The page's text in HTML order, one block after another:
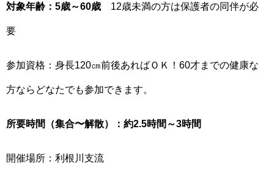
対象年齢：5歳～60歳 12歳未満の方は保護者の同伴が必
要
参加資格：身長120㎝前後あればＯＫ！60才までの健康な
方ならどなたでも参加できます。
所要時間（集合〜解散）：約2.5時間～3時間
開催場所：利根川支流